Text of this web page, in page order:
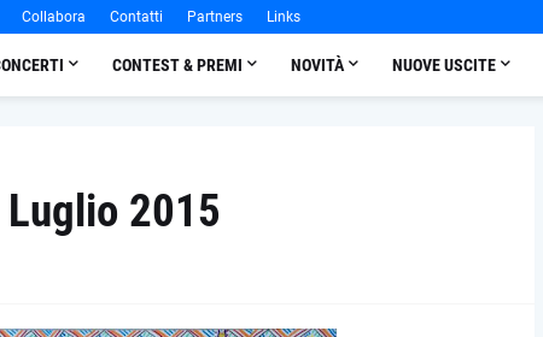
Collabora Contatti Partners Links
CONTEST & PREMI NOVITÀ NUOVE USCITE
2015